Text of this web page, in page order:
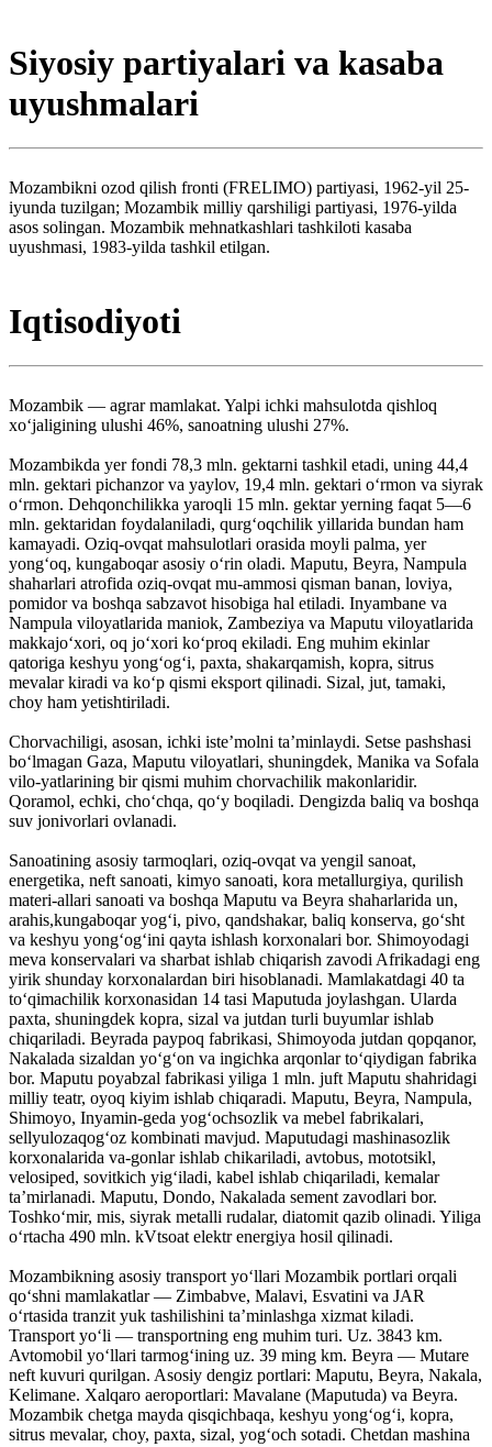
Siyosiy partiyalari va kasaba
uyushmalari
Mozambikni ozod qilish fronti (FRELIMO) partiyasi, 1962-yil 25-
iyunda tuzilgan; Mozambik milliy qarshiligi partiyasi, 1976-yilda
asos solingan. Mozambik mehnatkashlari tashkiloti kasaba
uyushmasi, 1983-yilda tashkil etilgan.
Iqtisodiyoti
Mozambik — agrar mamlakat. Yalpi ichki mahsulotda qishloq
xoʻjaligining ulushi 46%, sanoatning ulushi 27%.
Mozambikda yer fondi 78,3 mln. gektarni tashkil etadi, uning 44,4
mln. gektari pichanzor va yaylov, 19,4 mln. gektari oʻrmon va siyrak
oʻrmon. Dehqonchilikka yaroqli 15 mln. gektar yerning faqat 5—6
mln. gektaridan foydalaniladi, qurgʻoqchilik yillarida bundan ham
kamayadi. Oziq-ovqat mahsulotlari orasida moyli palma, yer
yongʻoq, kungaboqar asosiy oʻrin oladi. Maputu, Beyra, Nampula
shaharlari atrofida oziq-ovqat mu-ammosi qisman banan, loviya,
pomidor va boshqa sabzavot hisobiga hal etiladi. Inyambane va
Nampula viloyatlarida maniok, Zambeziya va Maputu viloyatlarida
makkajoʻxori, oq joʻxori koʻproq ekiladi. Eng muhim ekinlar
qatoriga keshyu yongʻogʻi, paxta, shakarqamish, kopra, sitrus
mevalar kiradi va koʻp qismi eksport qilinadi. Sizal, jut, tamaki,
choy ham yetishtiriladi.
Chorvachiligi, asosan, ichki isteʼmolni taʼminlaydi. Setse pashshasi
boʻlmagan Gaza, Maputu viloyatlari, shuningdek, Manika va Sofala
vilo-yatlarining bir qismi muhim chorvachilik makonlaridir.
Qoramol, echki, choʻchqa, qoʻy boqiladi. Dengizda baliq va boshqa
suv jonivorlari ovlanadi.
Sanoatining asosiy tarmoqlari, oziq-ovqat va yengil sanoat,
energetika, neft sanoati, kimyo sanoati, kora metallurgiya, qurilish
materi-allari sanoati va boshqa Maputu va Beyra shaharlarida un,
arahis,kungaboqar yogʻi, pivo, qandshakar, baliq konserva, goʻsht
va keshyu yongʻogʻini qayta ishlash korxonalari bor. Shimoyodagi
meva konservalari va sharbat ishlab chiqarish zavodi Afrikadagi eng
yirik shunday korxonalardan biri hisoblanadi. Mamlakatdagi 40 ta
toʻqimachilik korxonasidan 14 tasi Maputuda joylashgan. Ularda
paxta, shuningdek kopra, sizal va jutdan turli buyumlar ishlab
chiqariladi. Beyrada paypoq fabrikasi, Shimoyoda jutdan qopqanor,
Nakalada sizaldan yoʻgʻon va ingichka arqonlar toʻqiydigan fabrika
bor. Maputu poyabzal fabrikasi yiliga 1 mln. juft Maputu shahridagi
milliy teatr, oyoq kiyim ishlab chiqaradi. Maputu, Beyra, Nampula,
Shimoyo, Inyamin-geda yogʻochsozlik va mebel fabrikalari,
sellyulozaqogʻoz kombinati mavjud. Maputudagi mashinasozlik
korxonalarida va-gonlar ishlab chikariladi, avtobus, mototsikl,
velosiped, sovitkich yigʻiladi, kabel ishlab chiqariladi, kemalar
taʼmirlanadi. Maputu, Dondo, Nakalada sement zavodlari bor.
Toshkoʻmir, mis, siyrak metalli rudalar, diatomit qazib olinadi. Yiliga
oʻrtacha 490 mln. kVtsoat elektr energiya hosil qilinadi.
Mozambikning asosiy transport yoʻllari Mozambik portlari orqali
qoʻshni mamlakatlar — Zimbabve, Malavi, Esvatini va JAR
oʻrtasida tranzit yuk tashilishini taʼminlashga xizmat kiladi.
Transport yoʻli — transportning eng muhim turi. Uz. 3843 km.
Avtomobil yoʻllari tarmogʻining uz. 39 ming km. Beyra — Mutare
neft kuvuri qurilgan. Asosiy dengiz portlari: Maputu, Beyra, Nakala,
Kelimane. Xalqaro aeroportlari: Mavalane (Maputuda) va Beyra.
Mozambik chetga mayda qisqichbaqa, keshyu yongʻogʻi, kopra,
sitrus mevalar, choy, paxta, sizal, yogʻoch sotadi. Chetdan mashina